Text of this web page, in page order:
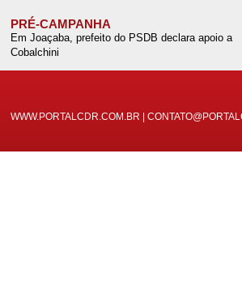
PRÉ-CAMPANHA
Em Joaçaba, prefeito do PSDB declara apoio a
Cobalchini
WWW.PORTALCDR.COM.BR |